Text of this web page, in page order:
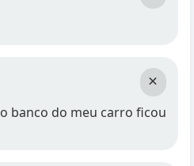
×
banco do meu carro ficou